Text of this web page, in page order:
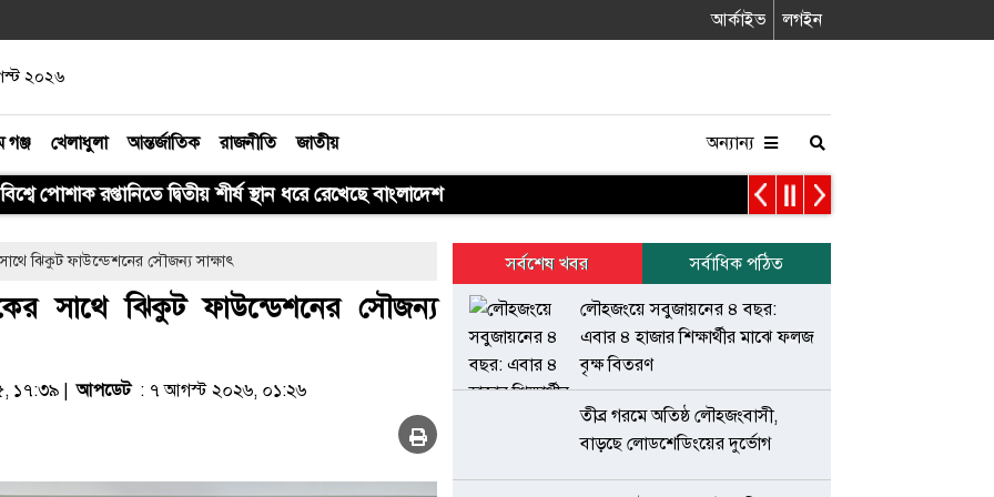
আর্কাইভ লগইন
২০২৬
গঞ্জ খেলাধুলা আন্তর্জাতিক রাজনীতি জাতীয় অন্যান্য
পোশাক রপ্তানিতে দ্বিতীয় শীর্ষ স্থান ধরে রেখেছে বাংলাদেশ
ঝিকুট ফাউন্ডেশনের সৌজন্য সাক্ষাৎ
সাথে ঝিকুট ফাউন্ডেশনের সৌজন্য
১৭:৩৯ |আপডেট: ৭ আগস্ট ২০২৬, ০১:২৬
সর্বশেষ খবর
সর্বাধিক পঠিত
লৌহজংয়ে সবুজায়নের ৪ বছর:
এবার ৪ হাজার শিক্ষার্থীর মাঝে ফলজ
বৃক্ষ বিতরণ
তীব্র গরমে অতিষ্ঠ লৌহজংবাসী,
বাড়ছে লোডশেডিংয়ের দুর্ভোগ